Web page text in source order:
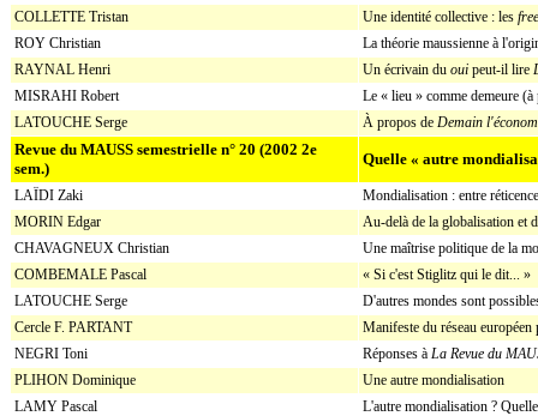
COLLETTE Tristan
Une identité collective : les
ROY Christian
La théorie maussienne à
RAYNAL Henri
Un écrivain du oui peut-il lire
MISRAHI Robert
Le « lieu » comme demeure
LATOUCHE Serge
À propos de Demain
Revue du MAUSS semestrielle n° 20 (2002 2e
sem.)
Quelle « autre
LAÏDI Zaki
Mondialisation : entre
MORIN Edgar
Au-delà de la globalisation et
CHAVAGNEUX Christian
Une maîtrise politique de la
COMBEMALE Pascal
« Si c'est Stiglitz qui le dit... »
LATOUCHE Serge
D'autres mondes sont
Cercle F. PARTANT
Manifeste du réseau
NEGRI Toni
Réponses à La Revue du
PLIHON Dominique
Une autre mondialisation
LAMY Pascal
L'autre mondialisation ?